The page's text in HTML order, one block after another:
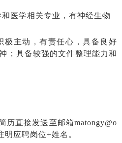
医学相关专业，有神经生物
极主动，有责任心，具备良好
；具备较强的文件整理能力和
历直接发送至邮箱matongy@o
明应聘岗位+姓名。